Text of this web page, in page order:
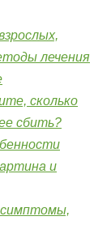
лечения
сколько
сбить?
и
симптомы,